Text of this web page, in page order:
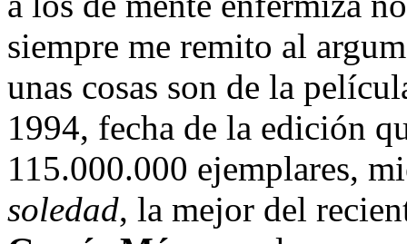
siempre me remito al
unas cosas son de la
1994, fecha de la edición
115.000.000 ejemplares,
soledad, la mejor del